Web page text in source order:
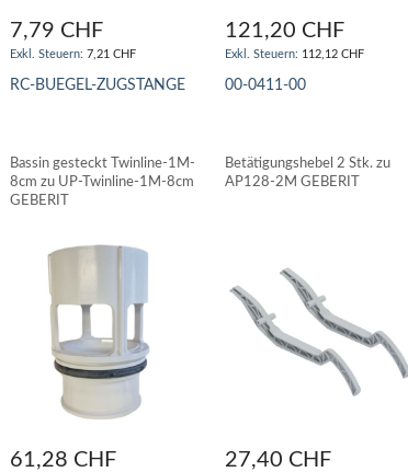
7,79 CHF
7,21 CHF
RC-BUEGEL-ZUGSTANGE
121,20 CHF
112,12 CHF
00-0411-00
Bassin gesteckt Twinline-1M-
8cm zu UP-Twinline-1M-8cm
GEBERIT
61,28 CHF
Betätigungshebel 2 Stk. zu
AP128-2M GEBERIT
27,40 CHF